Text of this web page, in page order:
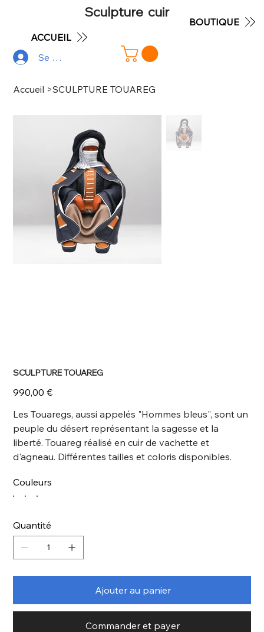
ACCUEIL
Sculpture cuir
BOUTIQUE
Se connecter
Accueil >SCULPTURE TOUAREG
SCULPTURE TOUAREG
Prix
990,00 €
Les Touaregs, aussi appelés "Hommes bleus", sont un
peuple du désert représentant la sagesse et la
liberté. Touareg réalisé en cuir de vachette et
d'agneau. Différentes tailles et coloris disponibles.
Couleurs
Quantité
Ajouter au panier
Commander et payer